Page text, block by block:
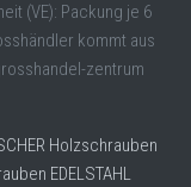
(VE): Packung je 6
kommt aus
zentrum
Holzschrauben
EDELSTAHL